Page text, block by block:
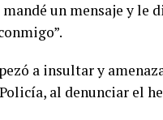
un mensaje y le
a insultar y
al denunciar el